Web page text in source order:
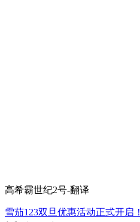
高希霸世纪2号-翻译
雪茄123双旦优惠活动正式开启！